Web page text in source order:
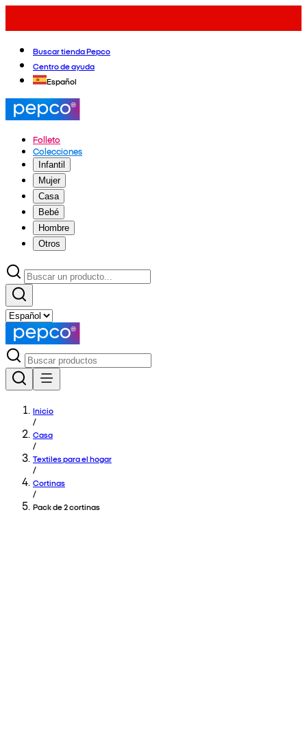
Buscar tienda Pepco
Centro de ayuda
Español
Folleto
Colecciones
Infantil
Mujer
Casa
Bebé
Hombre
Otros
Inicio
/
Casa
/
Textiles para el hogar
/
Cortinas
/
Pack de 2 cortinas